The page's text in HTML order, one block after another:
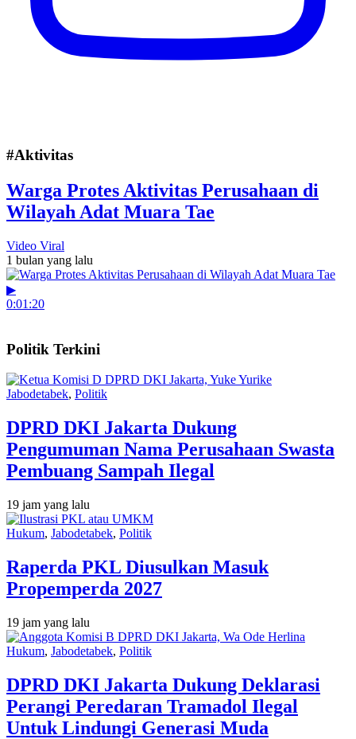
#Aktivitas
Warga Protes Aktivitas Perusahaan di
Wilayah Adat Muara Tae
Video Viral
1 bulan yang lalu
▶
0:01:20
Politik Terkini
Jabodetabek, Politik
DPRD DKI Jakarta Dukung
Pengumuman Nama Perusahaan Swasta
Pembuang Sampah Ilegal
19 jam yang lalu
Hukum, Jabodetabek, Politik
Raperda PKL Diusulkan Masuk
Propemperda 2027
19 jam yang lalu
Hukum, Jabodetabek, Politik
DPRD DKI Jakarta Dukung Deklarasi
Perangi Peredaran Tramadol Ilegal
Untuk Lindungi Generasi Muda